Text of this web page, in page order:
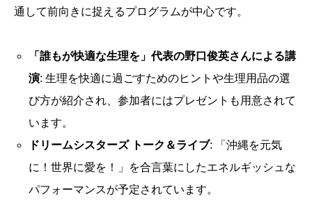
通して前向きに捉えるプログラムが中心です。
「誰もが快適な生理を」代表の野口俊英さんによる講
演: 生理を快適に過ごすためのヒントや生理用品の選
び方が紹介され、参加者にはプレゼントも用意されて
います。
ドリームシスターズ トーク＆ライブ: 「沖縄を元気
に！世界に愛を！」を合言葉にしたエネルギッシュな
パフォーマンスが予定されています。